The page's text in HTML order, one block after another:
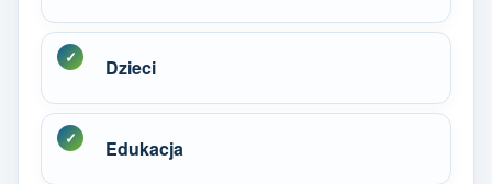
Dzieci
Edukacja